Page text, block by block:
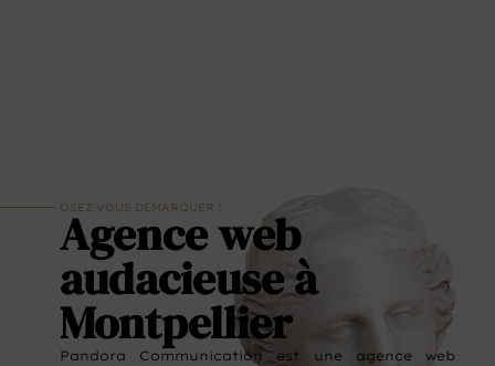
OSEZ VOUS DÉMARQUER !
Agence web
audacieuse à
Montpellier
Pandora Communication est une agence web